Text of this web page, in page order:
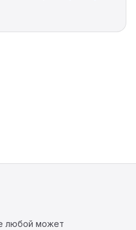
любой может